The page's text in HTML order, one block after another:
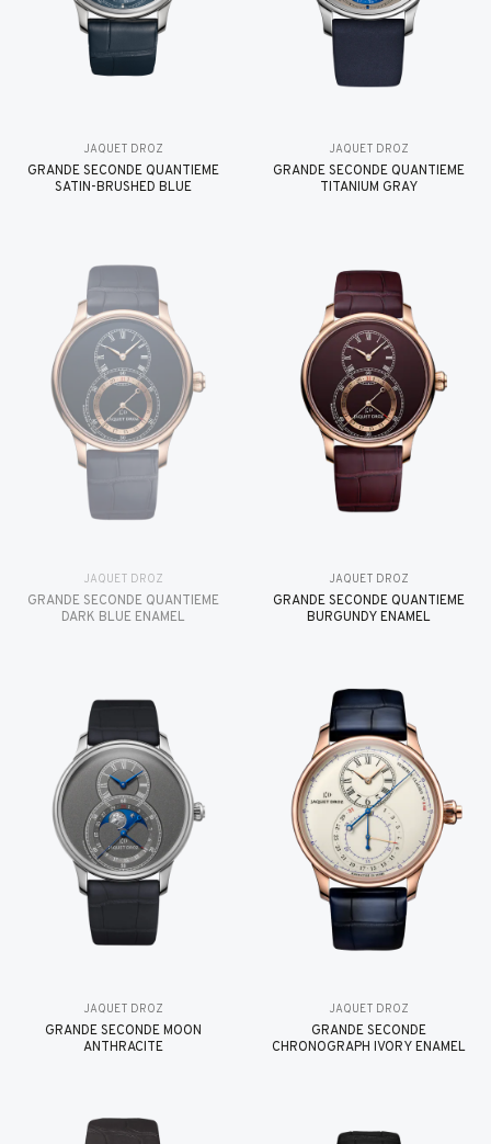
JAQUET DROZ
GRANDE SECONDE QUANTIÈME
SATIN-BRUSHED BLUE
JAQUET DROZ
GRANDE SECONDE QUANTIÈME
TITANIUM GRAY
JAQUET DROZ
GRANDE SECONDE QUANTIÈME
DARK BLUE ENAMEL
JAQUET DROZ
GRANDE SECONDE QUANTIÈME
BURGUNDY ENAMEL
JAQUET DROZ
GRANDE SECONDE MOON
ANTHRACITE
JAQUET DROZ
GRANDE SECONDE
CHRONOGRAPH IVORY ENAMEL